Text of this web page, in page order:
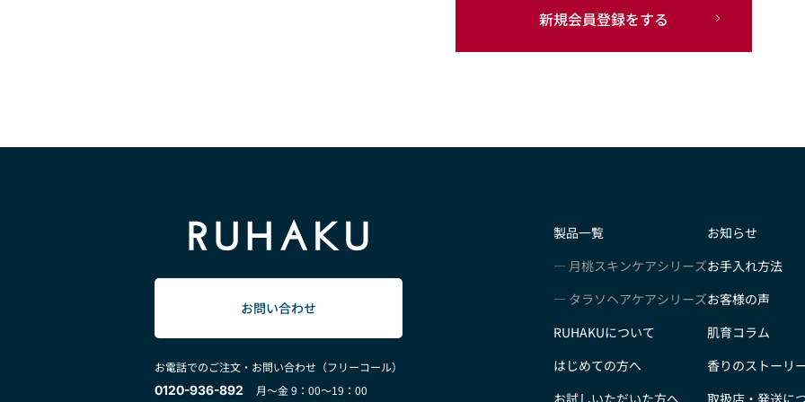
新規会員登録をする
お問い合わせ
お電話でのご注文・お問い合わせ（フリーコール）
0120-936-892
月～金 9：00～19：00
製品一覧
月桃スキンケアシリーズ
タラソヘアケアシリーズ
RUHAKUについて
はじめての方へ
お試しいただいた方へ
お知らせ
お手入れ方法
お客様の声
肌育コラム
香りのストーリ
取扱店・発送に